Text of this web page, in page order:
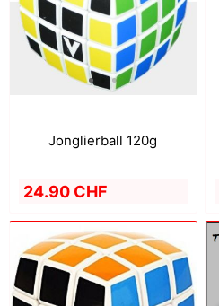
Jonglierball 120g
24.90 CHF